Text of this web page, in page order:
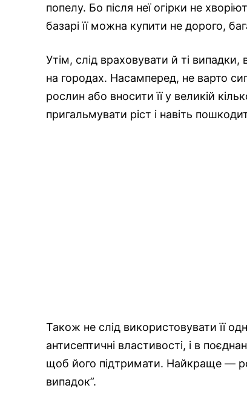
попелу. Бо після неї огірки не
базарі її можна купити не дорого,
Утім, слід враховувати й ті
на городах. Насамперед, не варто
рослин або вносити її у великій
пригальмувати ріст і навіть
Також не слід використовувати її
антисептичні властивості, і в
щоб його підтримати. Найкраще —
випадок”.